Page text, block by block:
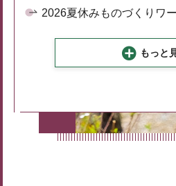
2026夏休みものづくりワ
もっと